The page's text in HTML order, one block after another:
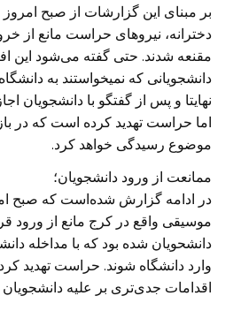
بر مبنای این گزارشات از صبح امروز
دخترانه، نیروهای حراست مانع از
مقنعه شدند. حتی گفته می‌شود این
دانشجویانی که نمیخواستند به
نهایتا و پس از گفتگو با دانشجویان
اما حراست تهدید کرده است که در
موضوع رسیدگی خواهد کرد.
ممانعت از ورود دانشجویان؛
در ادامه گزارش شده‌است که صبح
دانشحویان شده بود که با مداخله
وارد دانشگاه شوند. حراست تهدید
اقدامات جدی‌تری بر علیه